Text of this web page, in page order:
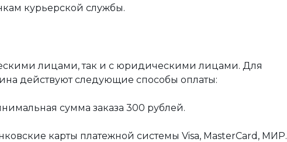
курьерской службы.
лицами, так и с юридическими лицами. Для
действуют следующие способы оплаты:
сумма заказа 300 рублей.
карты платежной системы Visa, MasterCard, МИР.